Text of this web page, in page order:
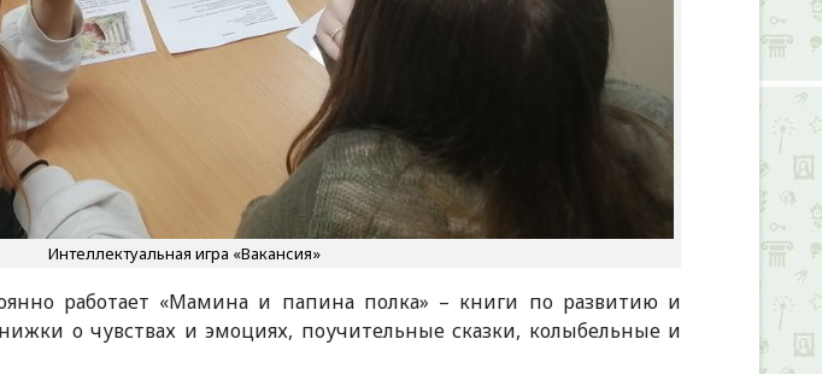
Интеллектуальная игра «Вакансия»
работает «Мамина и папина полка» – книги по развитию и
о чувствах и эмоциях, поучительные сказки, колыбельные и